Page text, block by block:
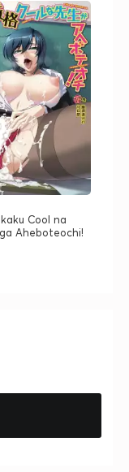
Cool na
Aheboteochi!